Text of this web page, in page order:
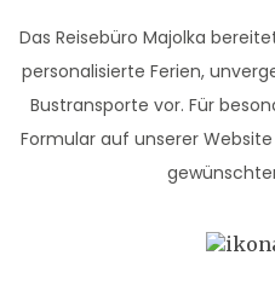
Das Reisebüro Majolka
personalisierte Ferien,
Bustransporte vor. Für
Formular auf unserer